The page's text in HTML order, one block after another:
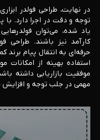
در نهایت، طراحی فولدر
توجه و دقت در اجرا دارد.
یاد شده، می‌توان
کارآمد نیز باشند. طراحی
حرفه‌ای به انتقال پیام برند
استفاده بهینه از امکانات
موفقیت بازاریابی داشته
مهمی در جلب توجه و افزایش